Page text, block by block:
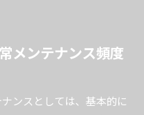
メンテナンス頻度
ンスとしては、基本的に